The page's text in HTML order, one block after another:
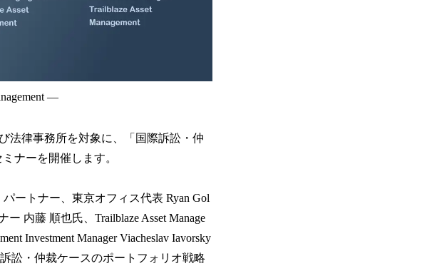
—
法律事務所を対象に、「国際訴訟・仲
ナーを開催します。
ートナー、東京オフィス代表 Ryan Gol
内藤 順也氏、Trailblaze Asset Manage
Investment Manager Viacheslav Iavorsky
訟・仲裁ケースのポートフォリオ戦略